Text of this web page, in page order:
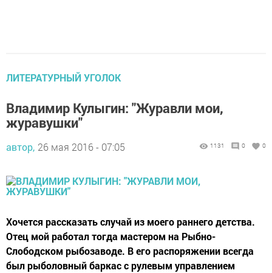
ЛИТЕРАТУРНЫЙ УГОЛОК
Владимир Кулыгин: "Журавли мои,
журавушки"
автор, 26 мая 2016 - 07:05 1131 0 0
Хочется рассказать случай из моего раннего детства.
Отец мой работал тогда мастером на Рыбно-
Слободском рыбозаводе. В его распоряжении всегда
был рыболовный баркас с рулевым управлением